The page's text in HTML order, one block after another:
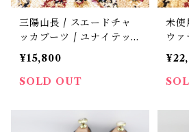
三陽山長 / スエードチャ
ッカブーツ / ユナイテッ
ドアローズ別注 / ツリー
付 / 中古 / 6
¥15,800
SOLD OUT
未使
ウ
/ ウ
6